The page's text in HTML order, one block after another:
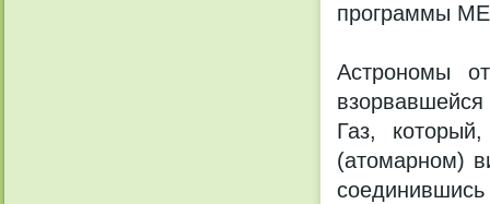
программы
Астрономы
Газ,
(атомарном)